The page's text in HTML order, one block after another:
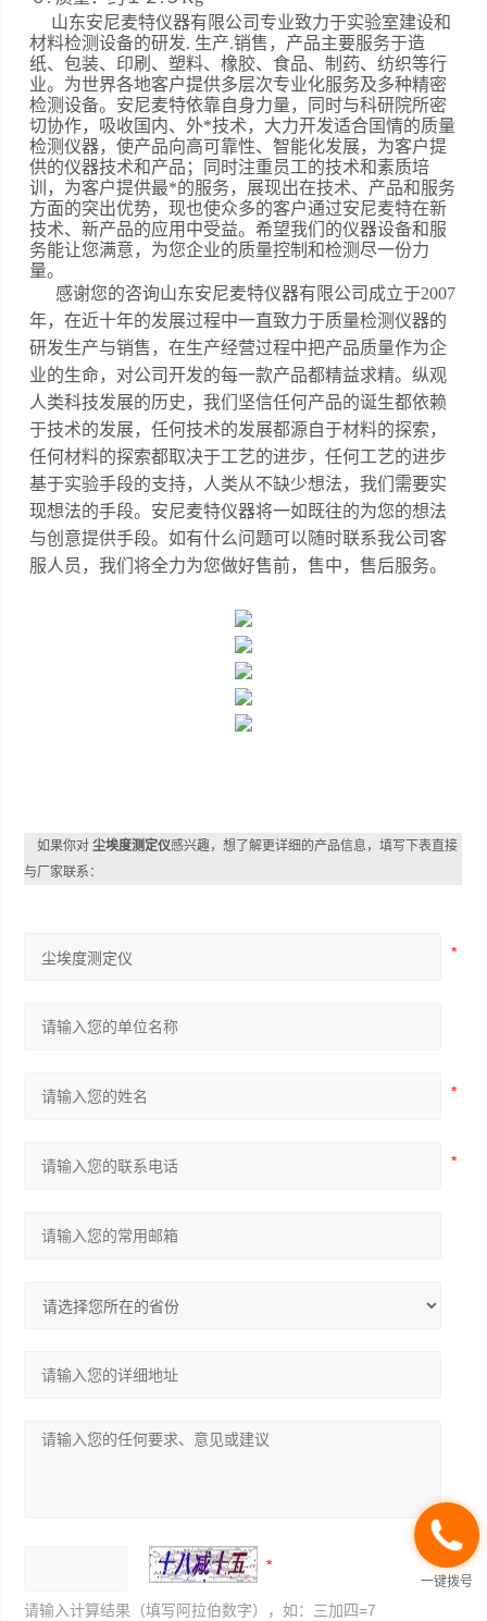
山东安尼麦特仪器有限公司专业致力于实验室建设和
材料检测设备的研发. 生产.销售，产品主要服务于造
纸、包装、印刷、塑料、橡胶、食品、制药、纺织等行
业。 为世界各地客户提供多层次专业化服务及多种精密
检测设备。 安尼麦特依靠自身力量，同时与科研院所密
切协作，吸收国内、外*技术，大力开发适合国情的质量
检测仪器，使产品向高可靠性、智能化发展，为客户提
供的仪器技术和产品；同时注重员工的技术和素质培
训，为客户提供最*的服务，展现出在技术、产品和服务
方面的突出优势，现也使众多的客户通过安尼麦特在新
技术、新产品的应用中受益。希望我们的仪器设备和服
务能让您满意，为您企业的质量控制和检测尽一份力
量。
感谢您的咨询山东安尼麦特仪器有限公司成立于2007
年，在近十年的发展过程中一直致力于质量检测仪器的
研发生产与销售，在生产经营过程中把产品质量作为企
业的生命，对公司开发的每一款产品都精益求精。纵观
人类科技发展的历史，我们坚信任何产品的诞生都依赖
于技术的发展，任何技术的发展都源自于材料的探索，
任何材料的探索都取决于工艺的进步，任何工艺的进步
基于实验手段的支持，人类从不缺少想法，我们需要实
现想法的手段。安尼麦特仪器将一如既往的为您的想法
与创意提供手段。如有什么问题可以随时联系我公司客
服人员，我们将全力为您做好售前，售中，售后服务。
如果你对尘埃度测定仪感兴趣，想了解更详细的产品信息，填写下表直接
与厂家联系：
请输入计算结果（填写阿拉伯数字），如：三加四=7
一键拨号